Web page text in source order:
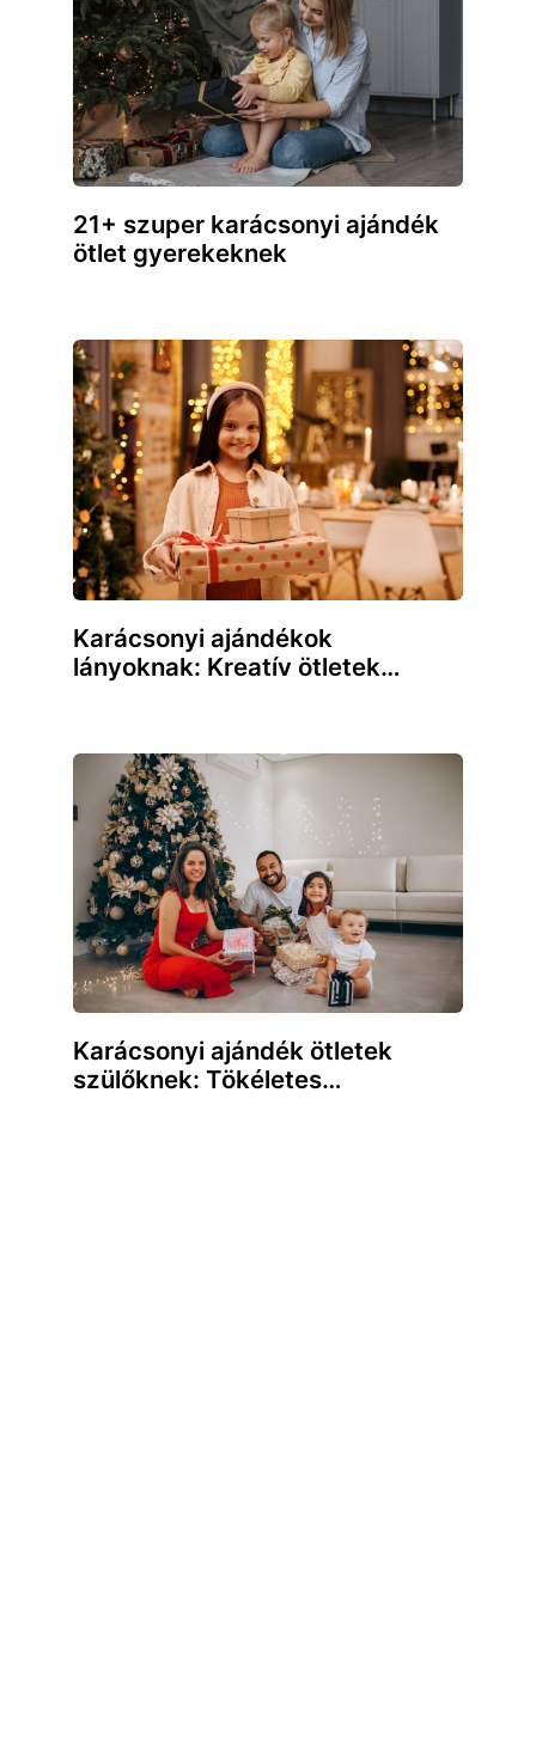
21+ szuper karácsonyi ajándék
ötlet gyerekeknek
Karácsonyi ajándékok
lányoknak: Kreatív ötletek…
Karácsonyi ajándék ötletek
szülőknek: Tökéletes…